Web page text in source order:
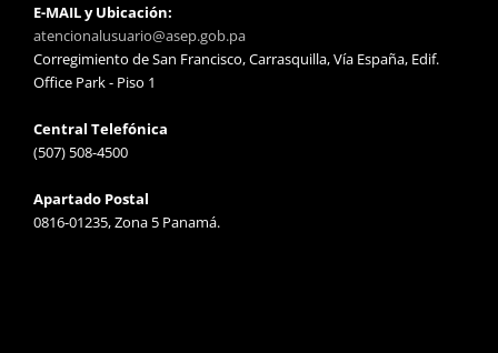
E-MAIL y Ubicación:
atencionalusuario@asep.gob.pa
Corregimiento de San Francisco, Carrasquilla, Vía España, Edif.
Office Park - Piso 1
Central Telefónica
(507) 508-4500
Apartado Postal
0816-01235, Zona 5 Panamá.